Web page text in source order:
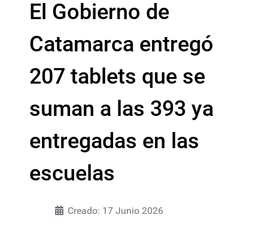
El Gobierno de
Catamarca entregó
207 tablets que se
suman a las 393 ya
entregadas en las
escuelas
Creado: 17 Junio 2026